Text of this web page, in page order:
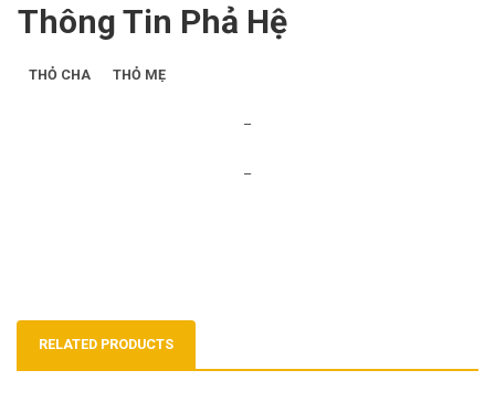
Thông Tin Phả Hệ
THỎ CHA THỎ MẸ
–
–
RELATED PRODUCTS